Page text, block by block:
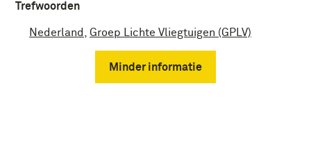
Trefwoorden
Nederland Groep Lichte Vliegtuigen (GPLV)
Minder informatie